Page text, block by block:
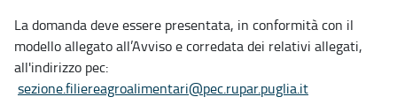
La domanda deve essere presentata, in conformità con il
modello allegato all’Avviso e corredata dei relativi allegati,
all'indirizzo pec:
sezione.filiereagroalimentari@pec.rupar.puglia.it